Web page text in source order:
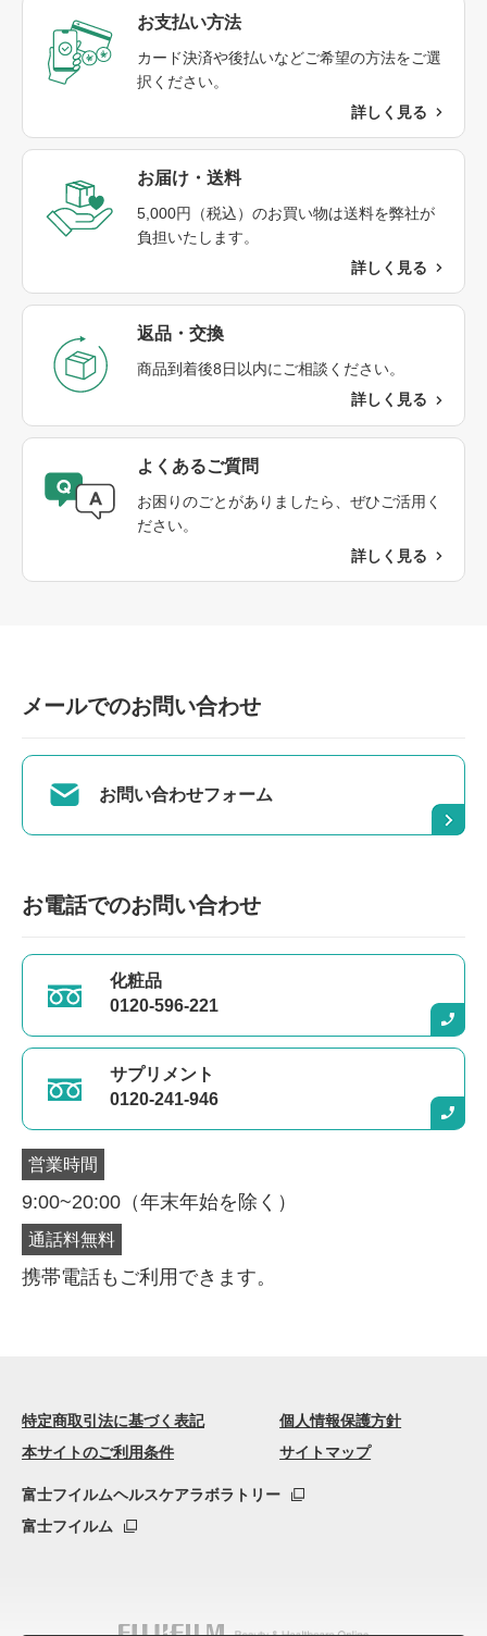
購入商品を選択してください
定期購入
通常価格より10%以上おトク
定期割引 10～15％OFF
約70日
夜用18g 4,697円
約70日
カートに追加
お支払い方法
カード決済や後払いなどご希望の方法をご選
択ください。
詳しく見る
お届け・送料​
5,000円（税込）のお買い物は送料を弊社が
負担いたします。
詳しく見る
返品・交換​
商品到着後8日以内にご相談ください。​
詳しく見る
よくあるご質問​
お困りのごとがありましたら、ぜひご活用く
ださい。
詳しく見る
メールでのお問い合わせ
お問い合わせフォーム
お電話でのお問い合わせ
化粧品
0120-596-221
サプリメント
0120-241-946
営業時間
9:00~20:00（年末年始を除く）
通話料無料
携帯電話もご利用できます。
特定商取引法に基づく表記
個人情報保護方針
本サイトのご利用条件
サイトマップ
富士フイルムヘルスケアラボラトリー
富士フイルム